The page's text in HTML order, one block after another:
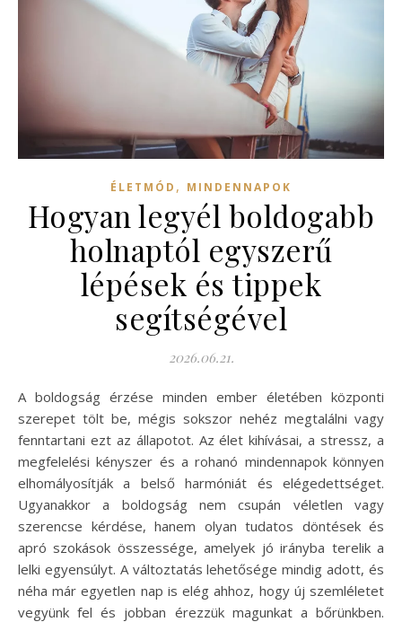
ÉLETMÓD , MINDENNAPOK
Hogyan legyél boldogabb
holnaptól egyszerű
lépések és tippek
segítségével
2026.06.21.
A boldogság érzése minden ember életében központi
szerepet tölt be, mégis sokszor nehéz megtalálni vagy
fenntartani ezt az állapotot. Az élet kihívásai, a stressz, a
megfelelési kényszer és a rohanó mindennapok könnyen
elhomályosítják a belső harmóniát és elégedettséget.
Ugyanakkor a boldogság nem csupán véletlen vagy
szerencse kérdése, hanem olyan tudatos döntések és
apró szokások összessége, amelyek jó irányba terelik a
lelki egyensúlyt. A változtatás lehetősége mindig adott, és
néha már egyetlen nap is elég ahhoz, hogy új szemléletet
vegyünk fel és jobban érezzük magunkat a bőrünkben.